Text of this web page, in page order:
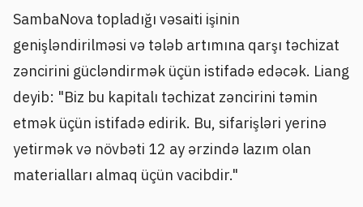
SambaNova topladığı vəsaiti işinin
genişləndirilməsi və tələb artımına qarşı təchizat
zəncirini gücləndirmək üçün istifadə edəcək. Liang
deyib: "Biz bu kapitalı təchizat zəncirini təmin
etmək üçün istifadə edirik. Bu, sifarişləri yerinə
yetirmək və növbəti 12 ay ərzində lazım olan
materialları almaq üçün vacibdir."